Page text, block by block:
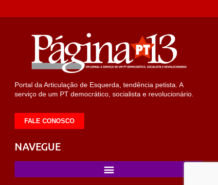
Portal da Articulação de Esquerda, tendência petista. A
serviço de um PT democrático, socialista e revolucionário.
FALE CONOSCO
NAVEGUE